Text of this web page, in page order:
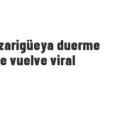
duerme
vuelve viral